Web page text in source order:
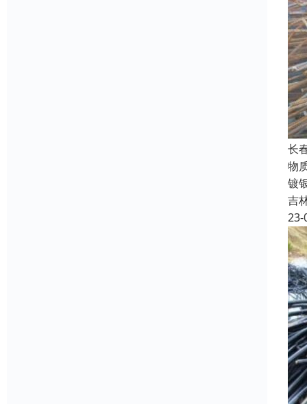
长
物
镀
吉
23-